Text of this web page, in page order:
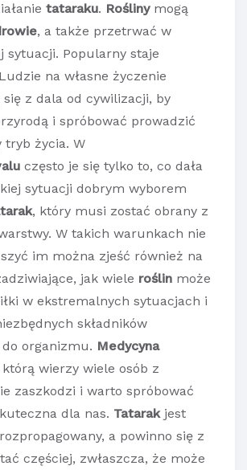
tataraku. Roślinymogą
, a także przetrwać w
sytuacji. Popularny staje
na własne życzenie
się z dala od cywilizacji, by
i spróbować prowadzić
tryb życia. W
często je się tylko to, co dała
sytuacji dobrym wyborem
, który musi zostać obrany z
W takich warunkach nie
im można zjeść również na
jak wiele roślin może
w ekstremalnych sytuacjach i
składników
organizmu. Medycyna
wierzy wiele osób z
zaszkodzi i warto spróbować
dla nas. Tatarakjest
a powinno się z
częściej, zwłaszcza, że może